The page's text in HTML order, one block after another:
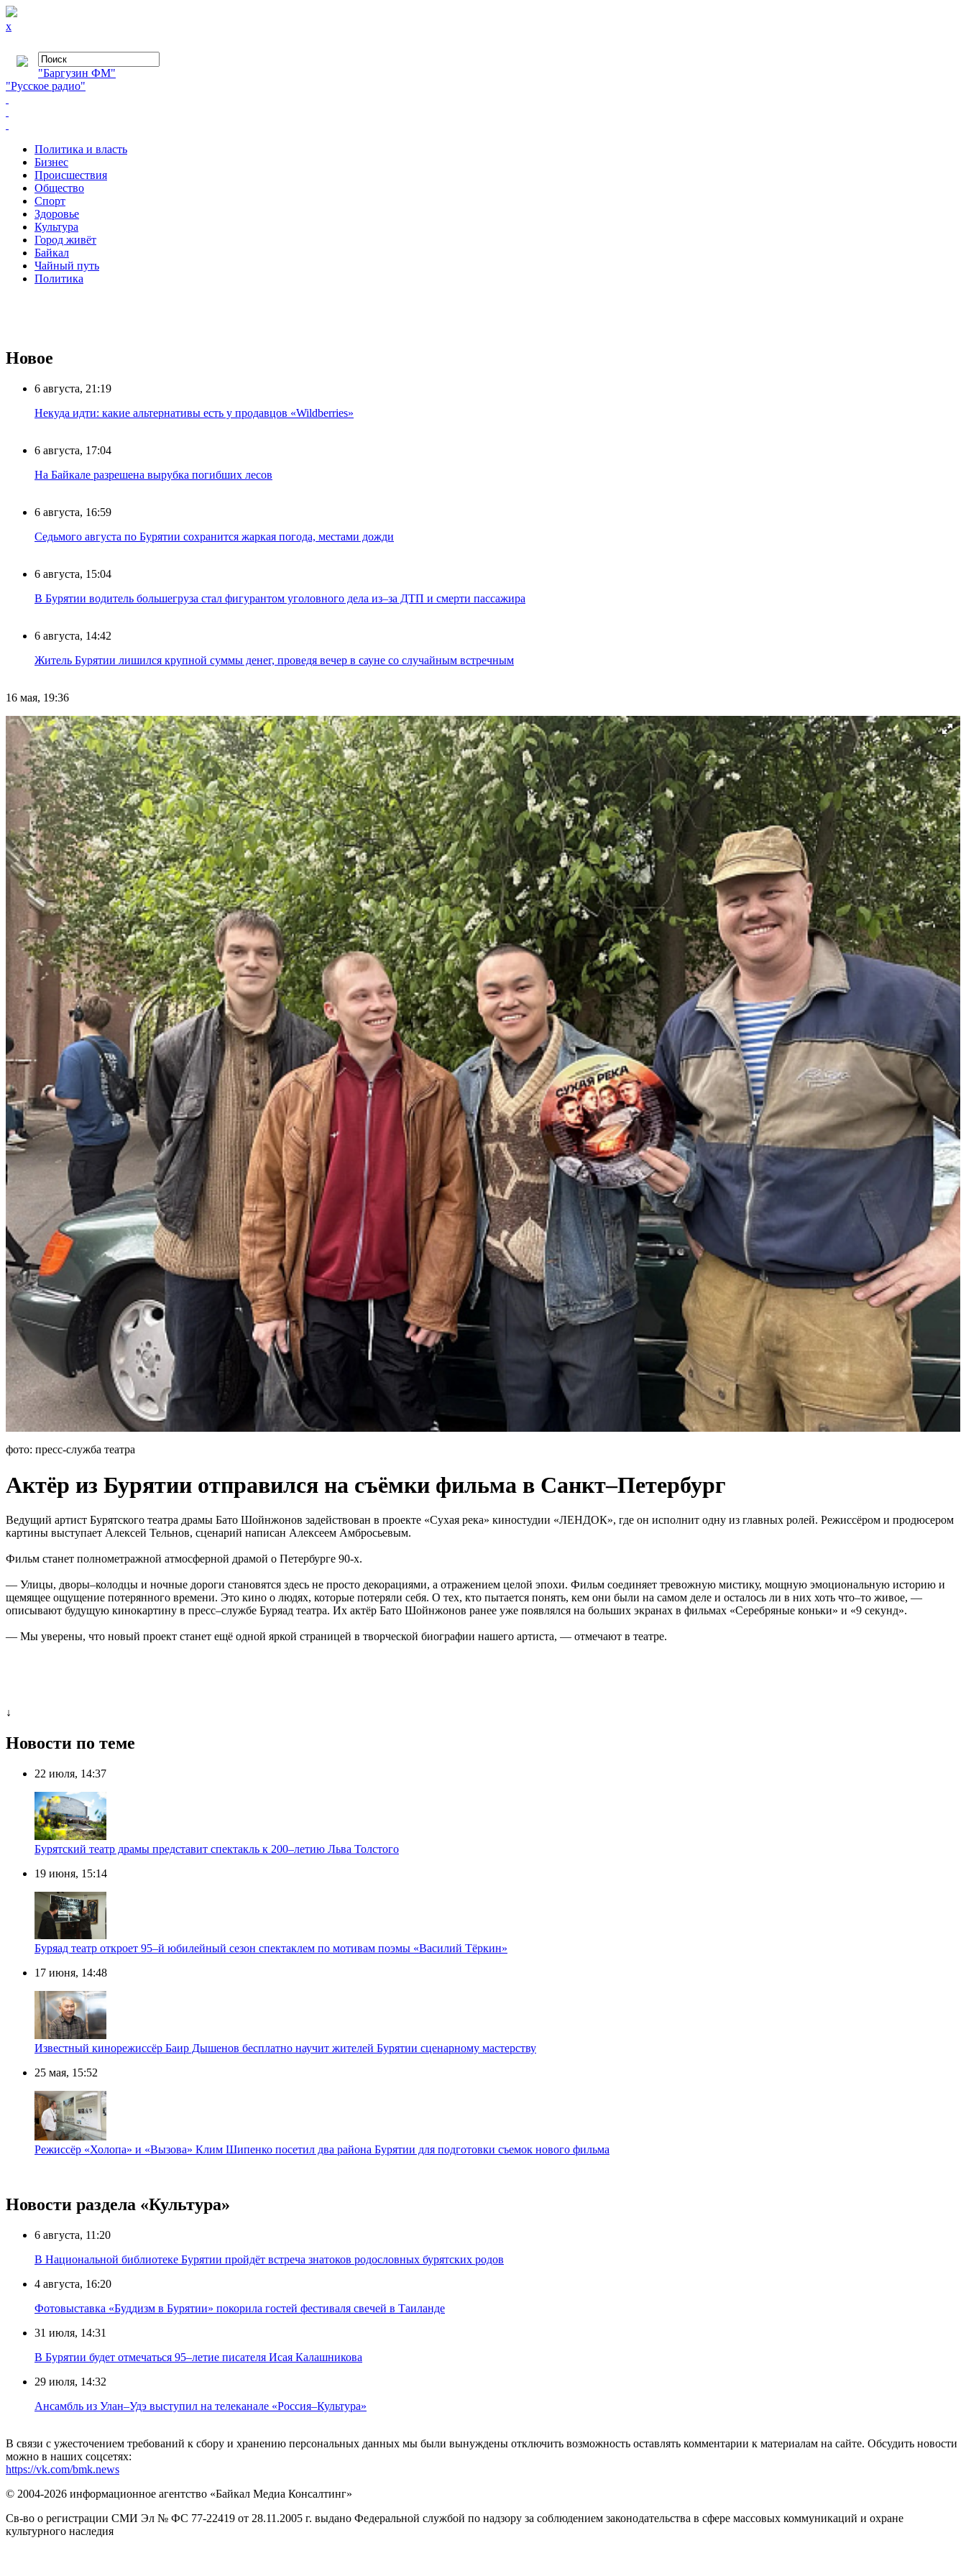
x
"Баргузин ФМ"
"Русское радио"
Политика и власть
Бизнес
Происшествия
Общество
Cпорт
Здоровье
Культура
Город живёт
Байкал
Чайный путь
Политика
Новое
6 августа, 21:19
Некуда идти: какие альтернативы есть у продавцов «Wildberries»
6 августа, 17:04
На Байкале разрешена вырубка погибших лесов
6 августа, 16:59
Седьмого августа по Бурятии сохранится жаркая погода, местами дожди
6 августа, 15:04
В Бурятии водитель большегруза стал фигурантом уголовного дела из–за ДТП и смерти пассажира
6 августа, 14:42
Житель Бурятии лишился крупной суммы денег, проведя вечер в сауне со случайным встречным
16 мая, 19:36
фото: пресс-служба театра
Актёр из Бурятии отправился на съёмки фильма в Санкт–Петербург
Ведущий артист Бурятского театра драмы Бато Шойнжонов задействован в проекте «Сухая река» киностудии «ЛЕНДОК», где он исполнит одну из главных ролей. Режиссёром и продюсером
картины выступает Алексей Тельнов, сценарий написан Алексеем Амбросьевым.
Фильм станет полнометражной атмосферной драмой о Петербурге 90-х.
— Улицы, дворы–колодцы и ночные дороги становятся здесь не просто декорациями, а отражением целой эпохи. Фильм соединяет тревожную мистику, мощную эмоциональную историю и
щемящее ощущение потерянного времени. Это кино о людях, которые потеряли себя. О тех, кто пытается понять, кем они были на самом деле и осталось ли в них хоть что–то живое, —
описывают будущую кинокартину в пресс–службе Буряад театра. Их актёр Бато Шойнжонов ранее уже появлялся на больших экранах в фильмах «Серебряные коньки» и «9 секунд».
— Мы уверены, что новый проект станет ещё одной яркой страницей в творческой биографии нашего артиста, — отмечают в театре.
↓
Новости по теме
22 июля, 14:37
Бурятский театр драмы представит спектакль к 200–летию Льва Толстого
19 июня, 15:14
Буряад театр откроет 95–й юбилейный сезон спектаклем по мотивам поэмы «Василий Тёркин»
17 июня, 14:48
Известный кинорежиссёр Баир Дышенов бесплатно научит жителей Бурятии сценарному мастерству
25 мая, 15:52
Режиссёр «Холопа» и «Вызова» Клим Шипенко посетил два района Бурятии для подготовки съемок нового фильма
Новости раздела «Культура»
6 августа, 11:20
В Национальной библиотеке Бурятии пройдёт встреча знатоков родословных бурятских родов
4 августа, 16:20
Фотовыставка «Буддизм в Бурятии» покорила гостей фестиваля свечей в Таиланде
31 июля, 14:31
В Бурятии будет отмечаться 95–летие писателя Исая Калашникова
29 июля, 14:32
Ансамбль из Улан–Удэ выступил на телеканале «Россия–Культура»
В связи с ужесточением требований к сбору и хранению персональных данных мы были вынуждены отключить возможность оставлять комментарии к материалам на сайте. Обсудить новости
можно в наших соцсетях:
https://vk.com/bmk.news
© 2004-2026 информационное агентство «Байкал Медиа Консалтинг»
Св-во о регистрации СМИ Эл № ФС 77-22419 от 28.11.2005 г. выдано Федеральной службой по надзору за соблюдением законодательства в сфере массовых коммуникаций и охране
культурного наследия